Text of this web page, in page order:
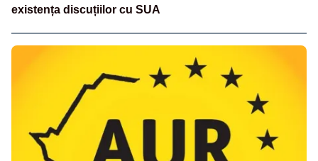
existența discuțiilor cu SUA